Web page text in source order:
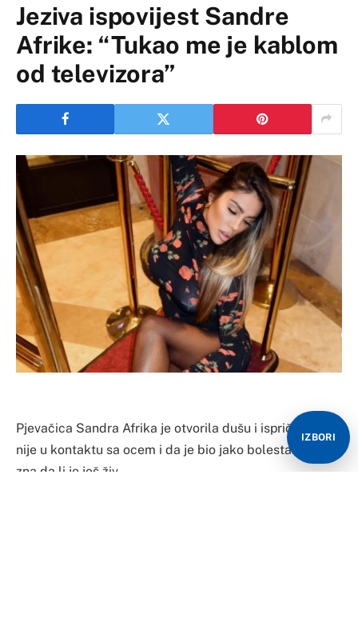
Jeziva ispovijest Sandre
Afrike: “Tukao me je kablom
od televizora”
Pjevačica Sandra Afrika je otvorila dušu i ispričala da
nije u kontaktu sa ocem i da je bio jako bolestan da ne
zna da li je još živ.
IZBORI